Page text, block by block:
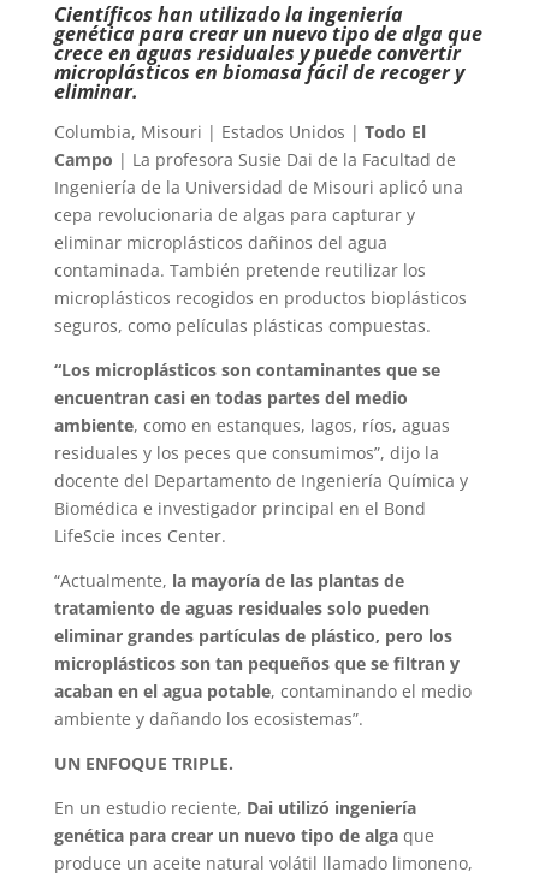
Científicos han utilizado la ingeniería
genética para crear un nuevo tipo de alga que
crece en aguas residuales y puede convertir
microplásticos en biomasa fácil de recoger y
eliminar.
Columbia, Misouri | Estados Unidos | Todo El
Campo | La profesora Susie Dai de la Facultad de
Ingeniería de la Universidad de Misouri aplicó una
cepa revolucionaria de algas para capturar y
eliminar microplásticos dañinos del agua
contaminada. También pretende reutilizar los
microplásticos recogidos en productos bioplásticos
seguros, como películas plásticas compuestas.
“Los microplásticos son contaminantes que se
encuentran casi en todas partes del medio
ambiente, como en estanques, lagos, ríos, aguas
residuales y los peces que consumimos”, dijo la
docente del Departamento de Ingeniería Química y
Biomédica e investigador principal en el Bond
LifeScie inces Center.
“Actualmente, la mayoría de las plantas de
tratamiento de aguas residuales solo pueden
eliminar grandes partículas de plástico, pero los
microplásticos son tan pequeños que se filtran y
acaban en el agua potable, contaminando el medio
ambiente y dañando los ecosistemas”.
UN ENFOQUE TRIPLE.
En un estudio reciente, Dai utilizó ingeniería
genética para crear un nuevo tipo de alga que
produce un aceite natural volátil llamado limoneno,